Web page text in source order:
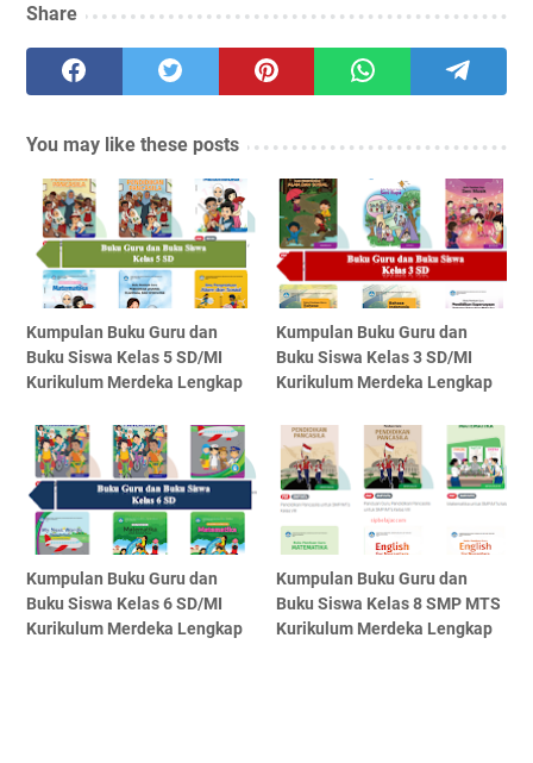
Share
You may like these posts
Kumpulan Buku Guru dan
Buku Siswa Kelas 5 SD/MI
Kurikulum Merdeka Lengkap
Kumpulan Buku Guru dan
Buku Siswa Kelas 3 SD/MI
Kurikulum Merdeka Lengkap
Kumpulan Buku Guru dan
Buku Siswa Kelas 6 SD/MI
Kurikulum Merdeka Lengkap
Kumpulan Buku Guru dan
Buku Siswa Kelas 8 SMP MTS
Kurikulum Merdeka Lengkap